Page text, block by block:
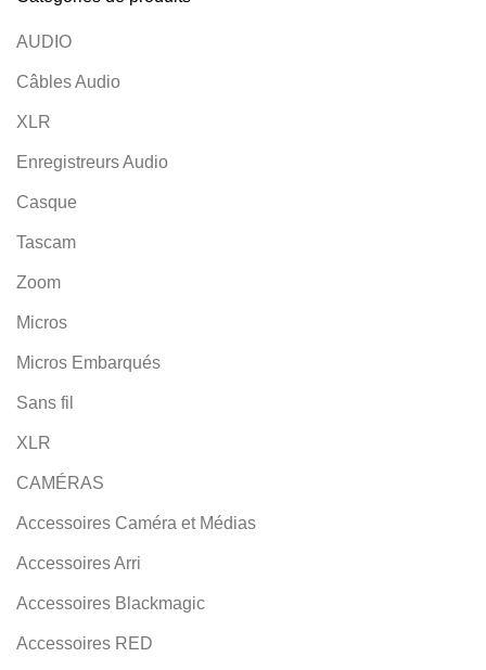
AUDIO
Câbles Audio
XLR
Enregistreurs Audio
Casque
Tascam
Zoom
Micros
Micros Embarqués
Sans fil
XLR
CAMÉRAS
Accessoires Caméra et Médias
Accessoires Arri
Accessoires Blackmagic
Accessoires RED